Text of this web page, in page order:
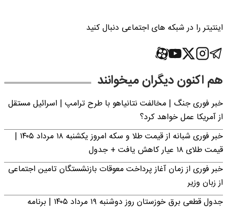
اینتیتر را در شبکه های اجتماعی دنبال کنید
هم اکنون دیگران میخوانند
خبر فوری جنگ | مخالفت نتانیاهو با طرح ترامپ | اسرائیل مستقل
از آمریکا عمل خواهد کرد؟
خبر فوری شبانه از قیمت طلا و سکه امروز یکشنبه ۱۸ مرداد ۱۴۰۵ |
قیمت طلای ۱۸ عیار کاهش یافت + جدول
خبر فوری از زمان آغاز پرداخت معوقات بازنشستگان تامین اجتماعی
از زبان وزیر
جدول قطعی برق خوزستان روز دوشنبه ۱۹ مرداد ۱۴۰۵ | برنامه